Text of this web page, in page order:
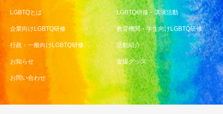
LGBTQとは LGBTQ研修・講演活動
企業向けLGBTQ研修 教育機関・学生向けLGBTQ研修
行政・一般向けLGBTQ研修 活動紹介
お知らせ 支援グッズ
お問い合わせ